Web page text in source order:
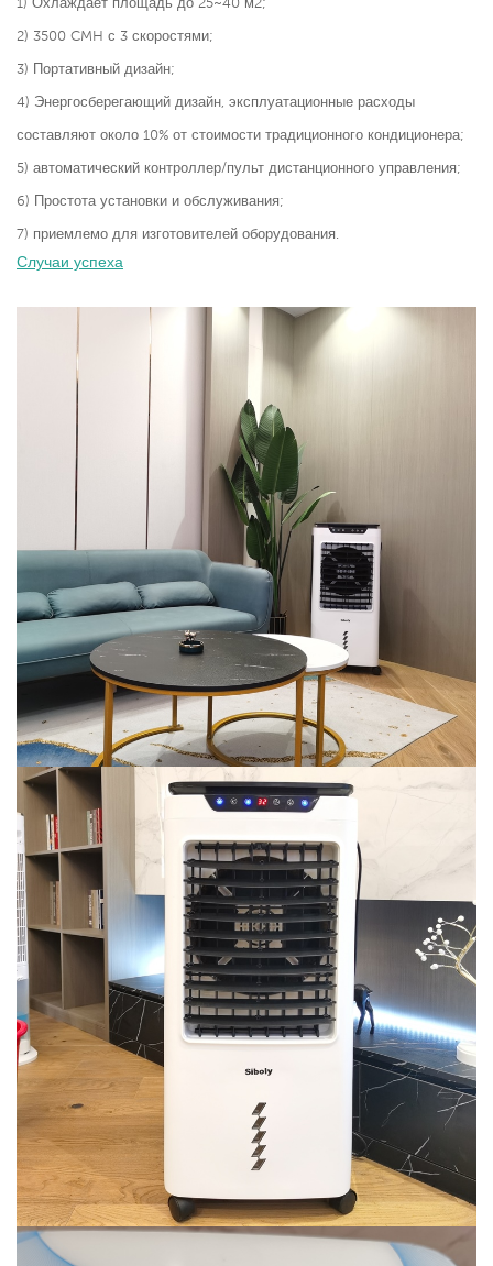
2) 3500 CMH с 3 скоростями;
3) Портативный дизайн;
4) Энергосберегающий дизайн, эксплуатационные расходы
составляют около 10% от стоимости традиционного кондиционера;
5) автоматический контроллер/пульт дистанционного управления;
6) Простота установки и обслуживания;
7) приемлемо для изготовителей оборудования.
Случаи успеха